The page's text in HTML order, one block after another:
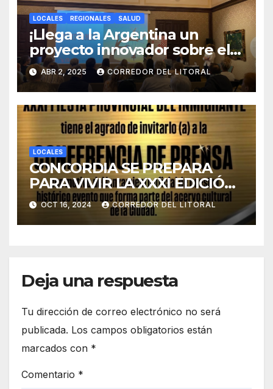
LOCALES REGIONALES SALUD
¡Llega a la Argentina un
proyecto innovador sobre el
duelo y la cultura!
ABR 2, 2025 CORREDOR DEL LITORAL
LOCALES
CONCORDIA SE PREPARA
PARA VIVIR LA XXXI EDICIÓN
DE LA FIESTA PROVINCIAL
DEL INMIGRANTE.
OCT 16, 2024 CORREDOR DEL LITORAL
Deja una respuesta
Tu dirección de correo electrónico no será
publicada. Los campos obligatorios están
marcados con *
Comentario *